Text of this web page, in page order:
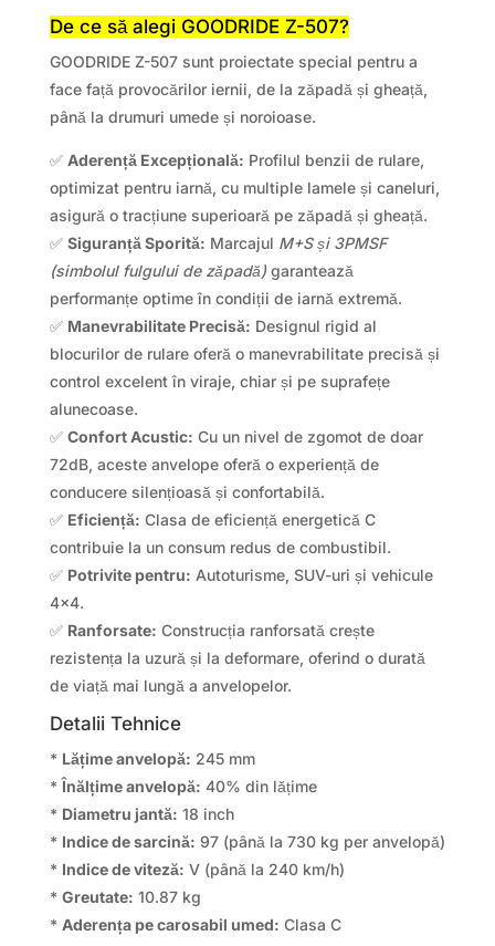
De ce să alegi GOODRIDE Z-507?
GOODRIDE Z-507 sunt proiectate special pentru a
face față provocărilor iernii, de la zăpadă și gheață,
până la drumuri umede și noroioase.
✅ Aderență Excepțională: Profilul benzii de rulare,
optimizat pentru iarnă, cu multiple lamele și caneluri,
asigură o tracțiune superioară pe zăpadă și gheață.
✅ Siguranță Sporită: Marcajul M+S și 3PMSF
(simbolul fulgului de zăpadă)garantează
performanțe optime în condiții de iarnă extremă.
✅ Manevrabilitate Precisă: Designul rigid al
blocurilor de rulare oferă o manevrabilitate precisă și
control excelent în viraje, chiar și pe suprafețe
alunecoase.
✅ Confort Acustic: Cu un nivel de zgomot de doar
72dB, aceste anvelope oferă o experiență de
conducere silențioasă și confortabilă.
✅ Eficiență: Clasa de eficiență energetică C
contribuie la un consum redus de combustibil.
✅ Potrivite pentru: Autoturisme, SUV-uri și vehicule
4×4.
✅ Ranforsate: Construcția ranforsată crește
rezistența la uzură și la deformare, oferind o durată
de viață mai lungă a anvelopelor.
Detalii Tehnice
* Lățime anvelopă: 245 mm
*Înălțime anvelopă: 40% din lățime
* Diametru jantă: 18 inch
* Indice de sarcină: 97 (până la 730 kg per anvelopă)
* Indice de viteză: V (până la 240 km/h)
* Greutate: 10.87 kg
* Aderența pe carosabil umed: Clasa C